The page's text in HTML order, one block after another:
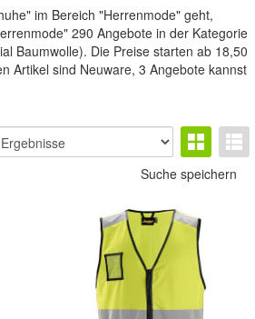
im Bereich "Herrenmode" geht,
290 Angebote in der Kategorie
Baumwolle). Die Preise starten ab 18,50
Artikel sind Neuware, 3 Angebote kannst
Suche speichern